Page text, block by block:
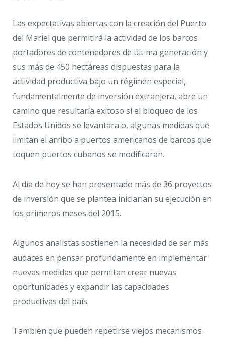
Las expectativas abiertas con la creación del Puerto
del Mariel que permitirá la actividad de los barcos
portadores de contenedores de última generación y
sus más de 450 hectáreas dispuestas para la
actividad productiva bajo un régimen especial,
fundamentalmente de inversión extranjera, abre un
camino que resultaría exitoso si el bloqueo de los
Estados Unidos se levantara o, algunas medidas que
limitan el arribo a puertos americanos de barcos que
toquen puertos cubanos se modificaran.
Al día de hoy se han presentado más de 36 proyectos
de inversión que se plantea iniciarían su ejecución en
los primeros meses del 2015.
Algunos analistas sostienen la necesidad de ser más
audaces en pensar profundamente en implementar
nuevas medidas que permitan crear nuevas
oportunidades y expandir las capacidades
productivas del país.
También que pueden repetirse viejos mecanismos